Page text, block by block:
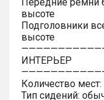
высоте
Подголовники
высоте
ИНТЕРЬЕР
Количество мест:
Тип сидений: